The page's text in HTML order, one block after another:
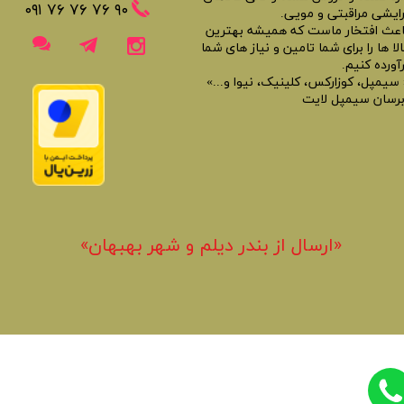
مراقبتی و مویی.
افتخار ماست که همیشه بهترین
ها را برای شما تامین و نیاز های شما
کنیم.
سیمپل، کوزارکس، کلینیک، نیوا و...»
سیمپل لایت
​​٩٠ ٧۶ ٧۶ ٧۶ ٠٩١
«​ارسال از بندر دیلم و شهر بهبهان»